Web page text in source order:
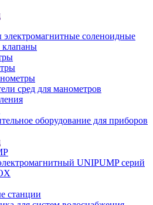
соленоидные
сред для манометров
оборудование для приборов
UNIPUMP серий
станции